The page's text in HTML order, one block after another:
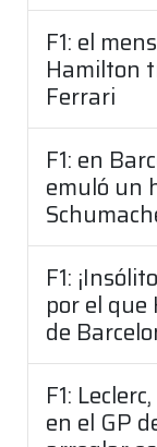
F1: el
Hamilton
Ferrari
F1: en
emuló un
F1:
por el
de
F1:
en el GP